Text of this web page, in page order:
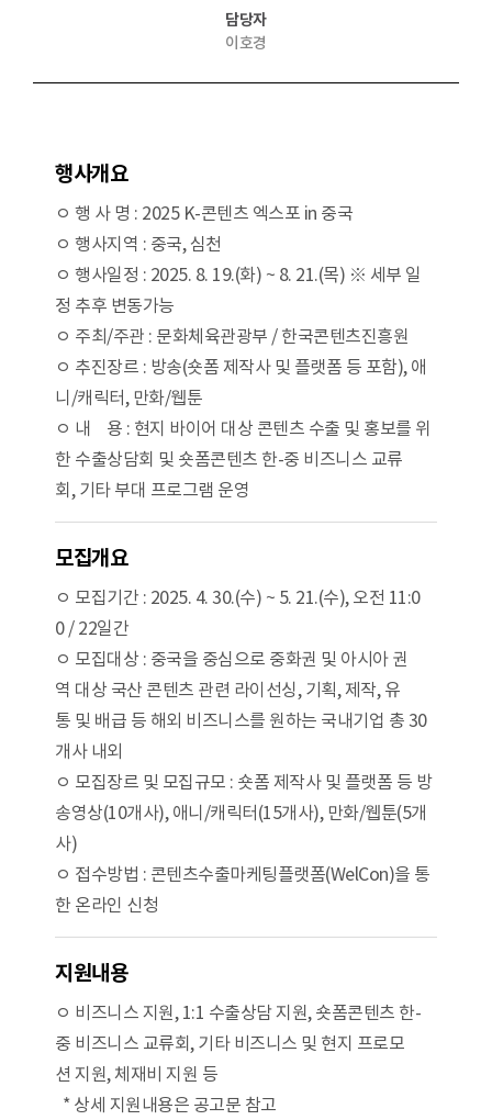
담당자
이호경
행사개요
ㅇ 행 사 명 : 2025 K-콘텐츠 엑스포 in 중국
ㅇ 행사지역 : 중국, 심천
ㅇ 행사일정 : 2025. 8. 19.(화) ~ 8. 21.(목) ※ 세부 일
정 추후 변동가능
ㅇ 주최/주관 : 문화체육관광부 / 한국콘텐츠진흥원
ㅇ 추진장르 : 방송(숏폼 제작사 및 플랫폼 등 포함), 애
니/캐릭터, 만화/웹툰
ㅇ 내 용 : 현지 바이어 대상 콘텐츠 수출 및 홍보를 위
한 수출상담회 및 숏폼콘텐츠 한-중 비즈니스 교류
회, 기타 부대 프로그램 운영
모집개요
ㅇ 모집기간 : 2025. 4. 30.(수) ~ 5. 21.(수), 오전 11:0
0 / 22일간
ㅇ 모집대상 : 중국을 중심으로 중화권 및 아시아 권
역 대상 국산 콘텐츠 관련 라이선싱, 기획, 제작, 유
통 및 배급 등 해외 비즈니스를 원하는 국내기업 총 30
개사 내외
ㅇ 모집장르 및 모집규모 : 숏폼 제작사 및 플랫폼 등 방
송영상(10개사), 애니/캐릭터(15개사), 만화/웹툰(5개
사)
ㅇ 접수방법 : 콘텐츠수출마케팅플랫폼(WelCon)을 통
한 온라인 신청
지원내용
ㅇ 비즈니스 지원, 1:1 수출상담 지원, 숏폼콘텐츠 한-
중 비즈니스 교류회, 기타 비즈니스 및 현지 프로모
션 지원, 체재비 지원 등
* 상세 지원내용은 공고문 참고